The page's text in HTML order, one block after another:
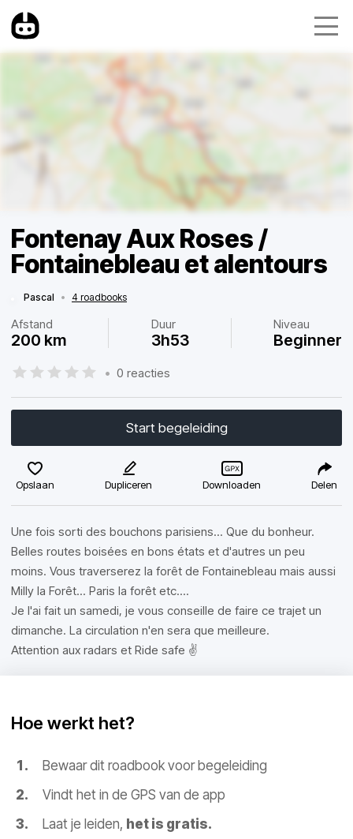
Fontenay Aux Roses /
Fontainebleau et alentours
Pascal • 4 roadbooks
Afstand
200 km
Duur
3h53
Niveau
Beginner
• 0 reacties
Start begeleiding
Opslaan Dupliceren Downloaden Delen
Une fois sorti des bouchons parisiens... Que du bonheur.
Belles routes boisées en bons états et d'autres un peu
moins. Vous traverserez la forêt de Fontainebleau mais aussi
Milly la Forêt... Paris la forêt etc....
Je l'ai fait un samedi, je vous conseille de faire ce trajet un
dimanche. La circulation n'en sera que meilleure.
Attention aux radars et Ride safe ✌️
Hoe werkt het?
Bewaar dit roadbook voor begeleiding
Vindt het in de GPS van de app
Laat je leiden, het is gratis.